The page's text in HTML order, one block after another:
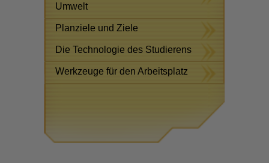
Umwelt
Planziele und Ziele
Die Technologie des Studierens
Werkzeuge für den Arbeitsplatz